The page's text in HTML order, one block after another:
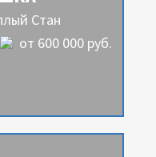
Стан
от 600 000 руб.